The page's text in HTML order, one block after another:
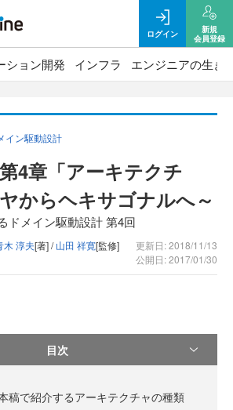
ログイン
新規
会員登録
ション開発 インフラ エンジニアの生き
イン駆動設計
4章「アーキテクチ
からヘキサゴナルへ～
ドメイン駆動設計 第4回
淳夫[著] /山田 祥寛[監修]
更新日: 2018/11/13
公開日: 2017/01/30
目次
稿で紹介するアーキテクチャの種類